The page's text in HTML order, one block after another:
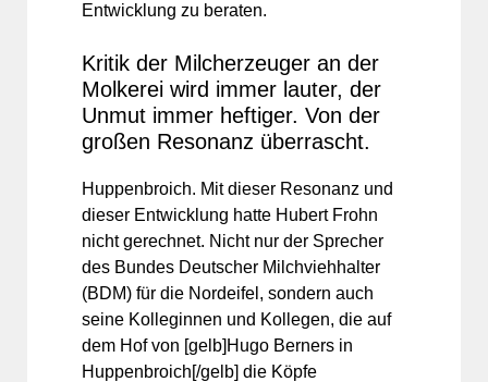
Entwicklung zu beraten.
Kritik der Milcherzeuger an der
Molkerei wird immer lauter, der
Unmut immer heftiger. Von der
großen Resonanz überrascht.
Huppenbroich. Mit dieser Resonanz und
dieser Entwicklung hatte Hubert Frohn
nicht gerechnet. Nicht nur der Sprecher
des Bundes Deutscher Milchviehhalter
(BDM) für die Nordeifel, sondern auch
seine Kolleginnen und Kollegen, die auf
dem Hof von [gelb]Hugo Berners in
Huppenbroich[/gelb] die Köpfe